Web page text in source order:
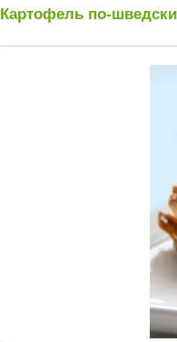
Картофель по-шведски